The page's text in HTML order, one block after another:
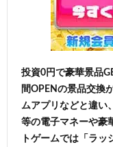
投資0円で豪華景品
間OPENの景品交換
ムアプリなどと違い
等の電子マネーや豪
トゲームでは「ラ